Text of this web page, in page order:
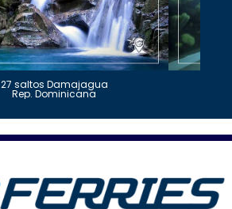
27 saltos Damajagua
Rep. Dominicana